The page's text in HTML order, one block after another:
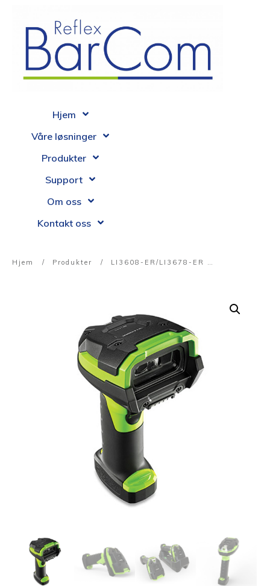
Hjem
Våre løsninger
Produkter
Support
Om oss
Kontakt oss
Hjem / Produkter / LI3608-ER/LI3678-ER – 1D/2D skanner